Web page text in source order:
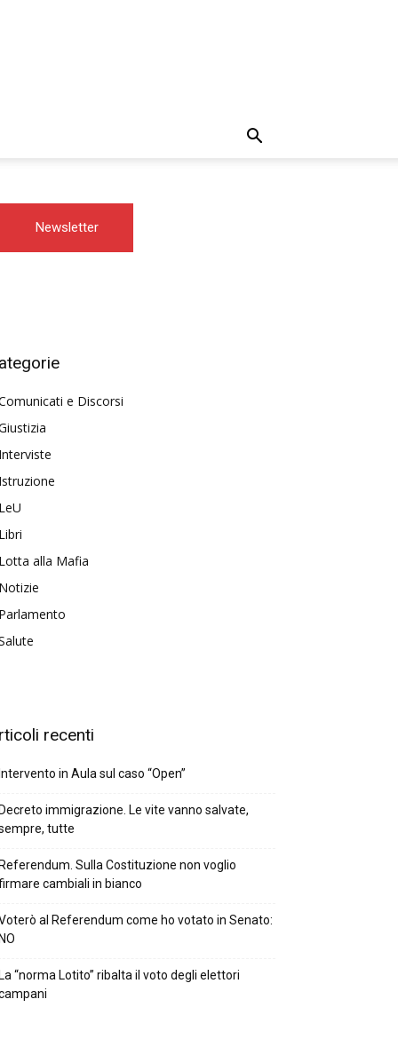
Newsletter
e Discorsi
alla Mafia
recenti
in Aula sul caso “Open”
immigrazione. Le vite vanno salvate,
tutte
Sulla Costituzione non voglio
cambiali in bianco
al Referendum come ho votato in Senato:
“norma Lotito” ribalta il voto degli elettori